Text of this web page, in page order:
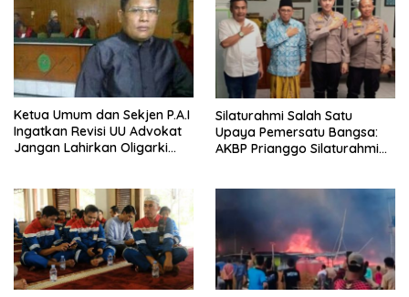
Ketua Umum dan Sekjen P.A.I
Ingatkan Revisi UU Advokat
Jangan Lahirkan Oligarki
Silaturahmi Salah Satu
Upaya Pemersatu Bangsa:
AKBP Prianggo Silaturahmi